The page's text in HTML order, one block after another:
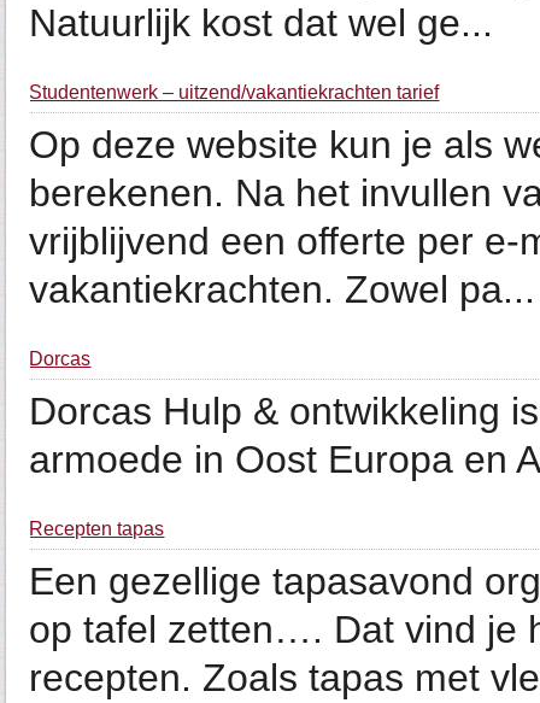
Natuurlijk kost dat wel ge...
Studentenwerk – uitzend/vakantiekrachten tarief
Op deze website kun je als
berekenen. Na het invullen
vrijblijvend een offerte per
vakantiekrachten. Zowel pa...
Dorcas
Dorcas Hulp & ontwikkeling
armoede in Oost Europa en
Recepten tapas
Een gezellige tapasavond
op tafel zetten…. Dat vind je
recepten. Zoals tapas met